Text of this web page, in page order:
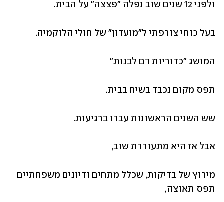
ולפני 12 שנים שוב נפלה "פצצה" על הבית.
בעל כוחי צורפתי ל"מועדון" של חולי הלוקמיה.
המושג "כדוריות דם לבנות"
תפס מקום נכבד בשיח בבית.
שש השנים הראשונות עברו ברגיעות.
אבל אז היא מתעוררת שוב,
תפס תאוצה,